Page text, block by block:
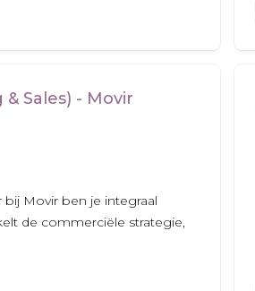
Sales) - Movir
Movir ben je integraal
de commerciële strategie,